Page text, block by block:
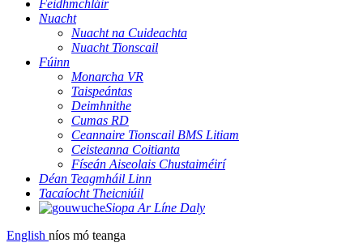
Feidhmchláir
Nuacht
Nuacht na Cuideachta
Nuacht Tionscail
Fúinn
Monarcha VR
Taispeántas
Deimhnithe
Cumas RD
Ceannaire Tionscail BMS Litiam
Ceisteanna Coitianta
Físeán Aiseolais Chustaiméirí
Déan Teagmháil Linn
Tacaíocht Theicniúil
Siopa Ar Líne Daly
English níos mó teanga